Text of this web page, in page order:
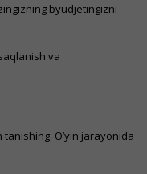
byudjetingizni
va
O’yin jarayonida